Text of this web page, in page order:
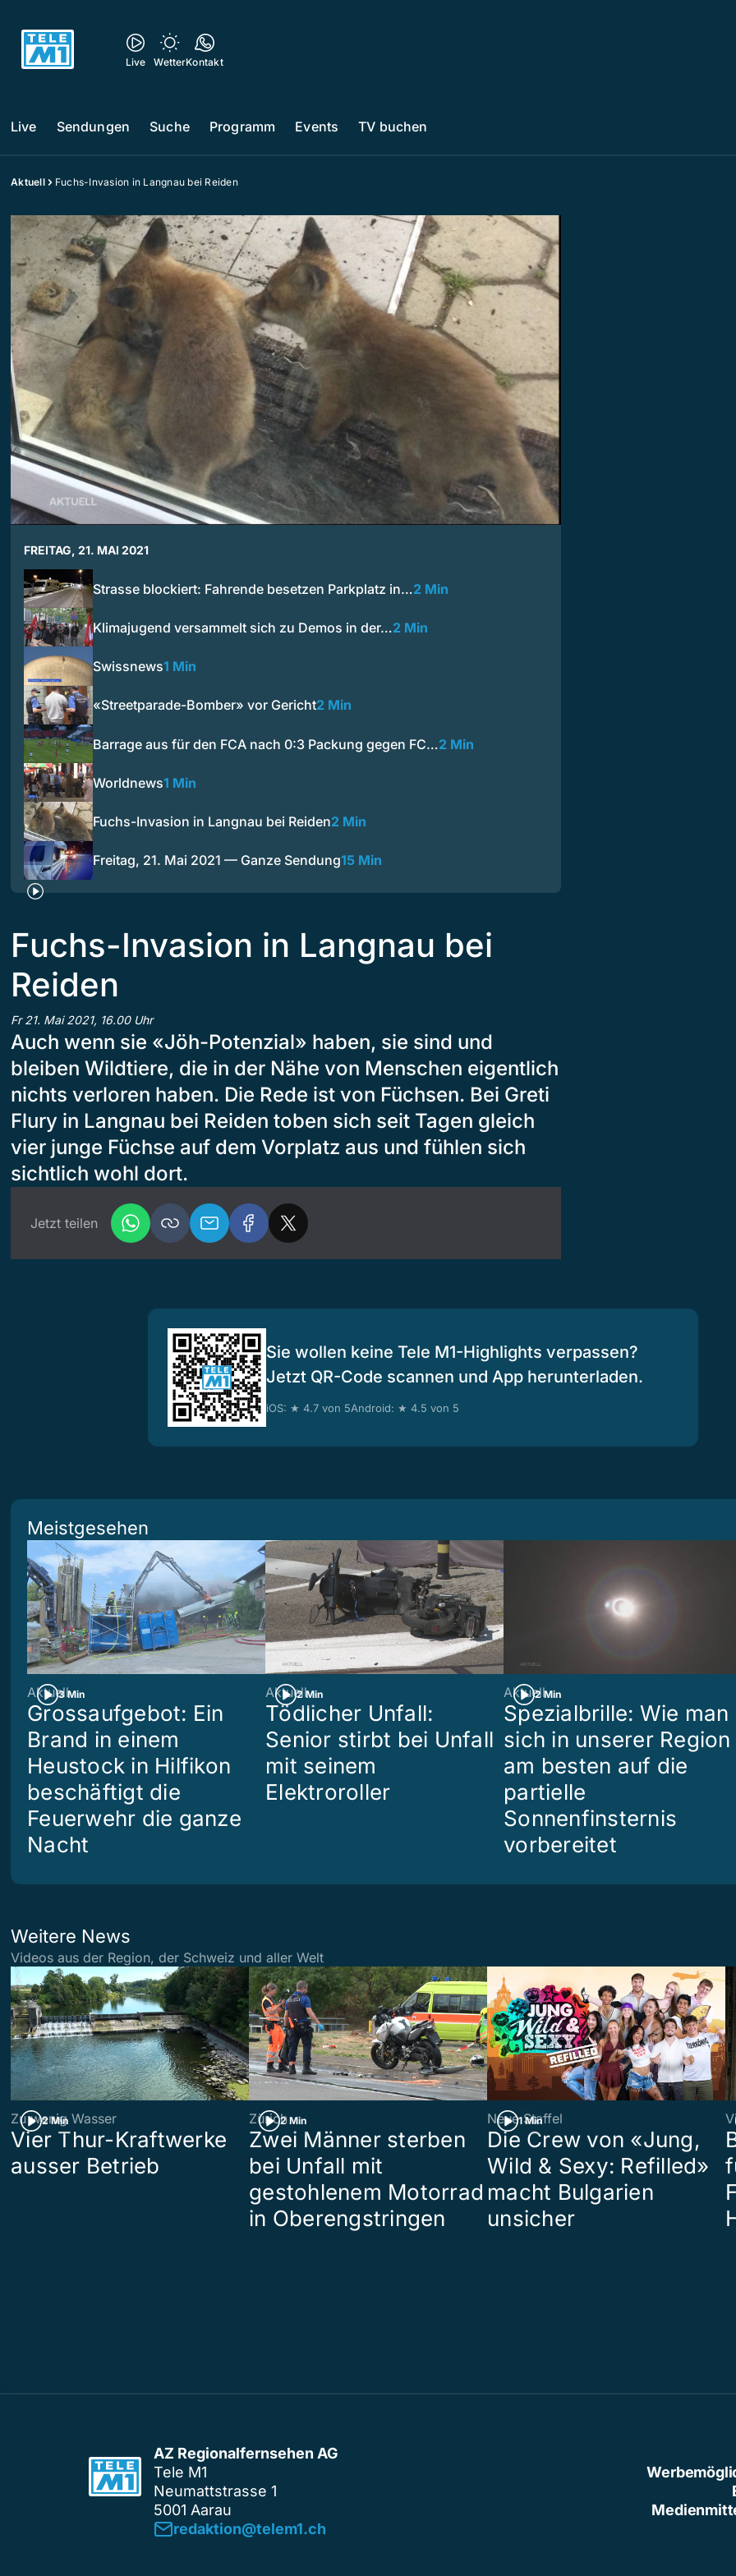
Live WetterKontakt
Live Sendungen Suche Programm Events TV buchen
Aktuell Fuchs-Invasion in Langnau bei Reiden
FREITAG, 21. MAI 2021
Strasse blockiert: Fahrende besetzen Parkplatz in…2 Min
Klimajugend versammelt sich zu Demos in der…2 Min
Swissnews1 Min
«Streetparade-Bomber» vor Gericht2 Min
Barrage aus für den FCA nach 0:3 Packung gegen FC…2 Min
Worldnews1 Min
Fuchs-Invasion in Langnau bei Reiden2 Min
Freitag, 21. Mai 2021 — Ganze Sendung15 Min
Fuchs-Invasion in Langnau bei
Reiden
Fr 21. Mai 2021, 16.00 Uhr
Auch wenn sie «Jöh-Potenzial» haben, sie sind und
bleiben Wildtiere, die in der Nähe von Menschen eigentlich
nichts verloren haben. Die Rede ist von Füchsen. Bei Greti
Flury in Langnau bei Reiden toben sich seit Tagen gleich
vier junge Füchse auf dem Vorplatz aus und fühlen sich
sichtlich wohl dort.
Jetzt teilen
Sie wollen keine Tele M1-Highlights verpassen?
Jetzt QR-Code scannen und App herunterladen.
iOS: ★ 4.7 von 5Android: ★ 4.5 von 5
Meistgesehen
3 Min
Aktuell
Grossaufgebot: Ein
Brand in einem
Heustock in Hilfikon
beschäftigt die
Feuerwehr die ganze
Nacht
2 Min
Aktuell
Tödlicher Unfall:
Senior stirbt bei Unfall
mit seinem
Elektroroller
2 Min
Aktuell
Spezialbrille: Wie man
sich in unserer Region
am besten auf die
partielle
Sonnenfinsternis
vorbereitet
Weitere News
Videos aus der Region, der Schweiz und aller Welt
2 Min
Zu wenig Wasser
Vier Thur-Kraftwerke
ausser Betrieb
2 Min
Zürich
Zwei Männer sterben
bei Unfall mit
gestohlenem Motorrad
in Oberengstringen
1 Min
Neue Staffel
Die Crew von «Jung,
Wild & Sexy: Refilled»
macht Bulgarien
unsicher
AZ Regionalfernsehen AG
Tele M1
Neumattstrasse 1
5001 Aarau
redaktion@telem1.ch